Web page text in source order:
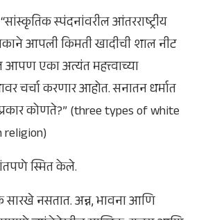
स्पंदनांवरील आंतरराष्ट्रीय
आपली किमती खादीची शाल नीट
एका अत्यंत महत्त्वाच्या
चर्चा करणार आहोत. सनातन धर्मात
कोणते?” (three types of white
religion)
स्मित केले.
सारखे नसतात. अन्न, भावना आणि